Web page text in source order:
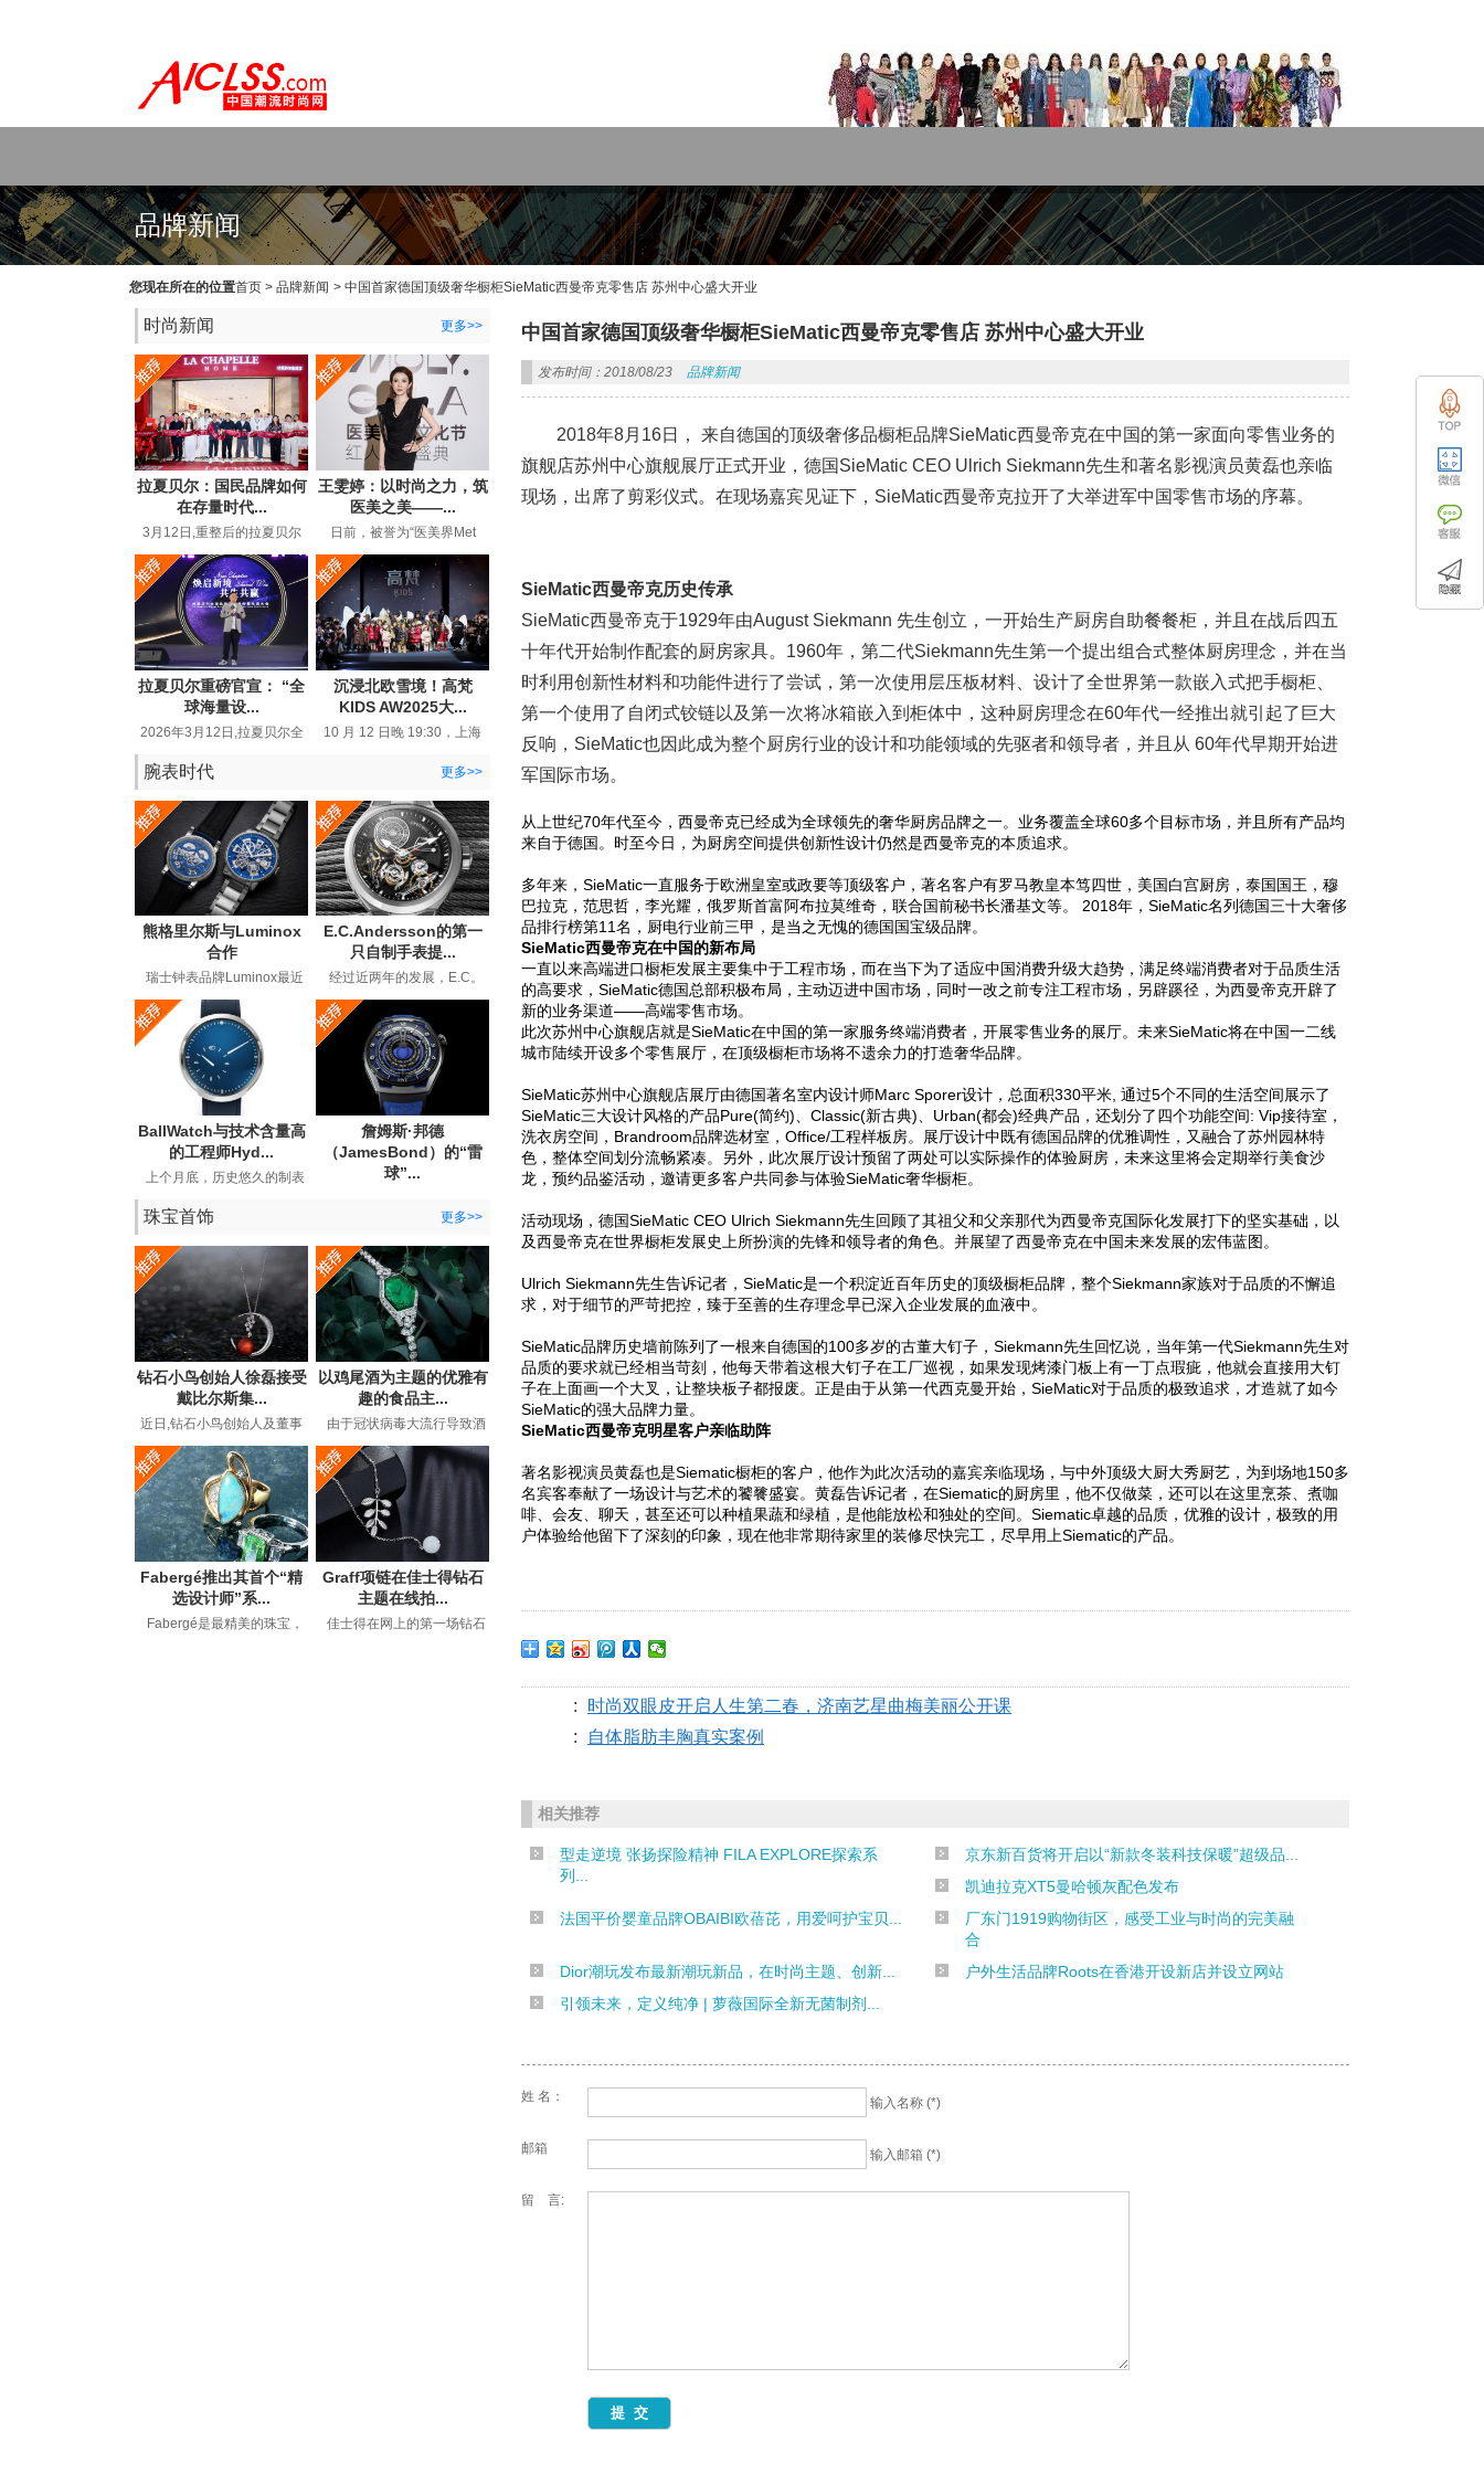
品牌新闻
您现在所在的位置首页 > 品牌新闻 > 中国首家德国顶级奢华橱柜SieMatic西曼帝克零售店 苏州中心盛大开业
时尚新闻 更多>>
拉夏贝尔：国民品牌如何
在存量时代...
3月12日,重整后的拉夏贝尔
“线上百亿回归”,重新回到行
业视...
王雯婷：以时尚之力，筑
医美之美——...
日前，被誉为“医美界Met
圆满落幕。这场汇聚全球顶
尖医...
拉夏贝尔重磅官宣： “全
球海量设...
2026年3月12日,拉夏贝尔全
在浙江嘉兴举行。这个28年
国民...
沉浸北欧雪境！高梵
KIDS AW2025大...
10 月 12 日晚 19:30，上海
热烈所笼罩。以 “北欧精灵 ...
腕表时代 更多>>
熊格里尔斯与Luminox
合作
瑞士钟表品牌Luminox最近
作关系，并推出了他...
E.C.Andersson的第一
只自制手表提...
经过近两年的发展，E.C。
期待已久的手工手表。...
BallWatch与技术含量高
的工程师Hyd...
上个月底，历史悠久的制表
史中的专用工具表而...
詹姆斯·邦德
（JamesBond）的“雷
球”...
（JamesBond）在长期的电
珠宝首饰 更多>>
钻石小鸟创始人徐磊接受
戴比尔斯集...
近日,钻石小鸟创始人及董事
专访,讲述了在后疫情时代下
如...
以鸡尾酒为主题的优雅有
趣的食品主...
由于冠状病毒大流行导致酒
有了全新的含义。过...
Fabergé推出其首个“精
选设计师”系...
Fabergé是最精美的珠宝，
Graff项链在佳士得钻石
主题在线拍...
佳士得在网上的第一场钻石
中国首家德国顶级奢华橱柜SieMatic西曼帝克零售店 苏州中心盛大开业
发布时间：2018/08/23 品牌新闻
2018年8月16日， 来自德国的顶级奢侈品橱柜品牌SieMatic西曼帝克在中国的第一家面向零售业务的
旗舰店苏州中心旗舰展厅正式开业，德国SieMatic CEO Ulrich Siekmann先生和著名影视演员黄磊也亲临
现场，出席了剪彩仪式。在现场嘉宾见证下，SieMatic西曼帝克拉开了大举进军中国零售市场的序幕。
SieMatic西曼帝克历史传承
SieMatic西曼帝克于1929年由August Siekmann 先生创立，一开始生产厨房自助餐餐柜，并且在战后四五
十年代开始制作配套的厨房家具。1960年，第二代Siekmann先生第一个提出组合式整体厨房理念，并在当
时利用创新性材料和功能件进行了尝试，第一次使用层压板材料、设计了全世界第一款嵌入式把手橱柜、
第一个使用了自闭式铰链以及第一次将冰箱嵌入到柜体中，这种厨房理念在60年代一经推出就引起了巨大
反响，SieMatic也因此成为整个厨房行业的设计和功能领域的先驱者和领导者，并且从 60年代早期开始进
军国际市场。
从上世纪70年代至今，西曼帝克已经成为全球领先的奢华厨房品牌之一。业务覆盖全球60多个目标市场，并且所有产品均
来自于德国。时至今日，为厨房空间提供创新性设计仍然是西曼帝克的本质追求。
多年来，SieMatic一直服务于欧洲皇室或政要等顶级客户，著名客户有罗马教皇本笃四世，美国白宫厨房，泰国国王，穆
巴拉克，范思哲，李光耀，俄罗斯首富阿布拉莫维奇，联合国前秘书长潘基文等。 2018年，SieMatic名列德国三十大奢侈
品排行榜第11名，厨电行业前三甲，是当之无愧的德国国宝级品牌。
SieMatic西曼帝克在中国的新布局
一直以来高端进口橱柜发展主要集中于工程市场，而在当下为了适应中国消费升级大趋势，满足终端消费者对于品质生活
的高要求，SieMatic德国总部积极布局，主动迈进中国市场，同时一改之前专注工程市场，另辟蹊径，为西曼帝克开辟了
新的业务渠道——高端零售市场。
此次苏州中心旗舰店就是SieMatic在中国的第一家服务终端消费者，开展零售业务的展厅。未来SieMatic将在中国一二线
城市陆续开设多个零售展厅，在顶级橱柜市场将不遗余力的打造奢华品牌。
SieMatic苏州中心旗舰店展厅由德国著名室内设计师Marc Sporer设计，总面积330平米, 通过5个不同的生活空间展示了
SieMatic三大设计风格的产品Pure(简约)、Classic(新古典)、Urban(都会)经典产品，还划分了四个功能空间: Vip接待室，
洗衣房空间，Brandroom品牌选材室，Office/工程样板房。展厅设计中既有德国品牌的优雅调性，又融合了苏州园林特
色，整体空间划分流畅紧凑。另外，此次展厅设计预留了两处可以实际操作的体验厨房，未来这里将会定期举行美食沙
龙，预约品鉴活动，邀请更多客户共同参与体验SieMatic奢华橱柜。
活动现场，德国SieMatic CEO Ulrich Siekmann先生回顾了其祖父和父亲那代为西曼帝克国际化发展打下的坚实基础，以
及西曼帝克在世界橱柜发展史上所扮演的先锋和领导者的角色。并展望了西曼帝克在中国未来发展的宏伟蓝图。
Ulrich Siekmann先生告诉记者，SieMatic是一个积淀近百年历史的顶级橱柜品牌，整个Siekmann家族对于品质的不懈追
求，对于细节的严苛把控，臻于至善的生存理念早已深入企业发展的血液中。
SieMatic品牌历史墙前陈列了一根来自德国的100多岁的古董大钉子，Siekmann先生回忆说，当年第一代Siekmann先生对
品质的要求就已经相当苛刻，他每天带着这根大钉子在工厂巡视，如果发现烤漆门板上有一丁点瑕疵，他就会直接用大钉
子在上面画一个大叉，让整块板子都报废。正是由于从第一代西克曼开始，SieMatic对于品质的极致追求，才造就了如今
SieMatic的强大品牌力量。
SieMatic西曼帝克明星客户亲临助阵
著名影视演员黄磊也是Siematic橱柜的客户，他作为此次活动的嘉宾亲临现场，与中外顶级大厨大秀厨艺，为到场地150多
名宾客奉献了一场设计与艺术的饕餮盛宴。黄磊告诉记者，在Siematic的厨房里，他不仅做菜，还可以在这里烹茶、煮咖
啡、会友、聊天，甚至还可以种植果蔬和绿植，是他能放松和独处的空间。Siematic卓越的品质，优雅的设计，极致的用
户体验给他留下了深刻的印象，现在他非常期待家里的装修尽快完工，尽早用上Siematic的产品。
:
时尚双眼皮开启人生第二春，济南艺星曲梅美丽公开课
:
自体脂肪丰胸真实案例
相关推荐
型走逆境 张扬探险精神 FILA EXPLORE探索系
列...
京东新百货将开启以“新款冬装科技保暖”超级品...
凯迪拉克XT5曼哈顿灰配色发布
法国平价婴童品牌OBAIBI欧蓓芘，用爱呵护宝贝...
厂东门1919购物街区，感受工业与时尚的完美融
合
Dior潮玩发布最新潮玩新品，在时尚主题、创新...
户外生活品牌Roots在香港开设新店并设立网站
引领未来，定义纯净 | 萝薇国际全新无菌制剂...
姓 名： 输入名称 (*)
邮箱 输入邮箱 (*)
留 言: